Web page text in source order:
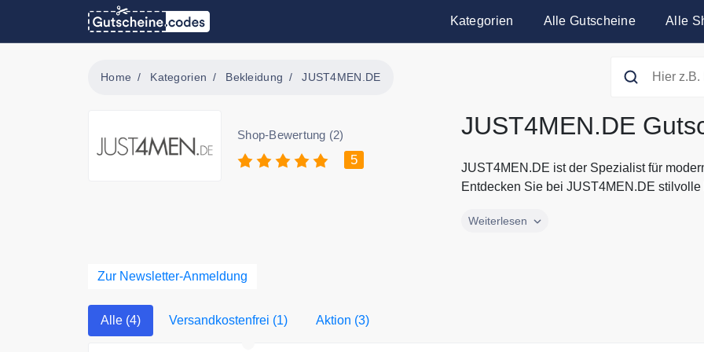
Kategorien Alle Gutscheine Alle
Home Kategorien Bekleidung JUST4MEN.DE
Shop-Bewertung (2)
5
JUST4MEN.DE
JUST4MEN.DE ist der Spezialist für
Entdecken Sie bei JUST4MEN.DE stilvolle
JUST4MEN.DE ist der Spezialist für
Weiterlesen
Zur Newsletter-Anmeldung
Alle (4) Versandkostenfrei (1) Aktion (3)